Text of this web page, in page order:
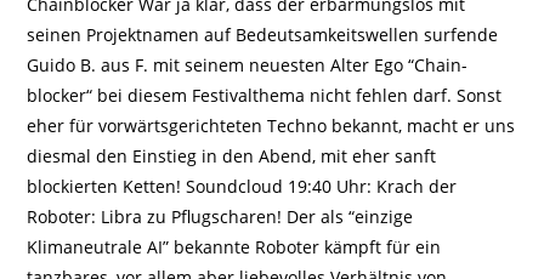
seinen Projektnamen auf Bedeut­sam­keits­wellen surfende
Guido B. aus F. mit seinem neuesten Alter Ego “Chain­
blocker“ bei diesem Festival­thema nicht fehlen darf. Sonst
eher für vorwärts­gerichteten Techno bekannt, macht er uns
diesmal den Einstieg in den Abend, mit eher sanft
blockierten Ketten! Soundcloud 19:40 Uhr: Krach der
Roboter: Libra zu Pflugscharen! Der als “einzige
Klimaneutrale AI” bekannte Roboter kämpft für ein